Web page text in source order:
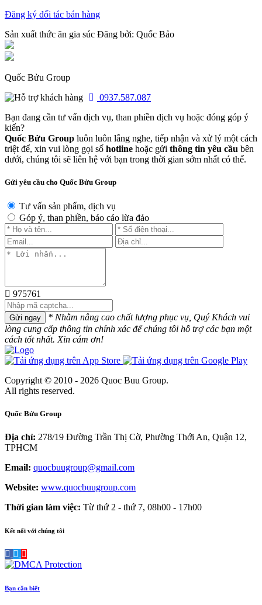
Đăng ký đối tác bán hàng
Sản xuất thức ăn gia súc Đăng bởi: Quốc Bảo
Quốc Bửu Group
0937.587.087
Bạn đang cần tư vấn dịch vụ, than phiền dịch vụ hoặc đóng góp ý
kiến?
Quốc Bửu Group luôn luôn lắng nghe, tiếp nhận và xử lý một cách
triệt để, xin vui lòng gọi số hotline hoặc gửi thông tin yêu cầu bên
dưới, chúng tôi sẽ liên hệ với bạn trong thời gian sớm nhất có thể.
Gửi yêu cầu cho Quốc Bửu Group
Tư vấn sản phẩm, dịch vụ
Góp ý, than phiền, báo cáo lừa đảo
975761
Gửi ngay
* Nhằm nâng cao chất lượng phục vụ, Quý Khách vui
lòng cung cấp thông tin chính xác để chúng tôi hỗ trợ các bạn một
cách tốt nhất. Xin cám ơn!
Copyright © 2010 - 2026 Quoc Buu Group.
All rights reserved.
Quốc Bửu Group
Địa chỉ: 278/19 Đường Trần Thị Cờ, Phường Thới An, Quận 12,
TPHCM
Email: quocbuugroup@gmail.com
Website: www.quocbuugroup.com
Thời gian làm việc: Từ thứ 2 - thứ 7, 08h00 - 17h00
Kết nối với chúng tôi
Bạn cần biết